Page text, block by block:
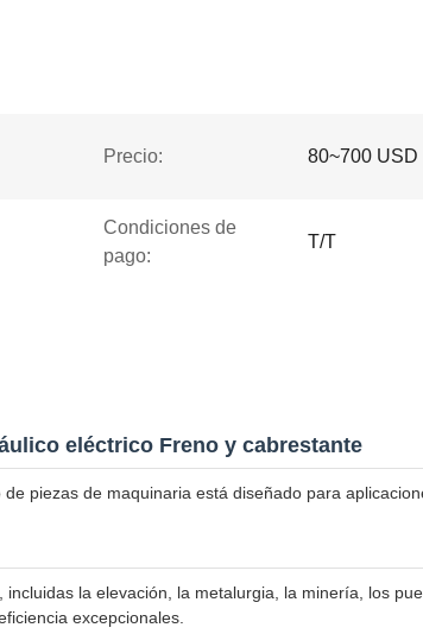
Precio: 80~700 USD
Condiciones de
pago:
T/T
eléctrico Freno y cabrestante
piezas de maquinaria está diseñado para
la elevación, la metalurgia, la minería, los
excepcionales.